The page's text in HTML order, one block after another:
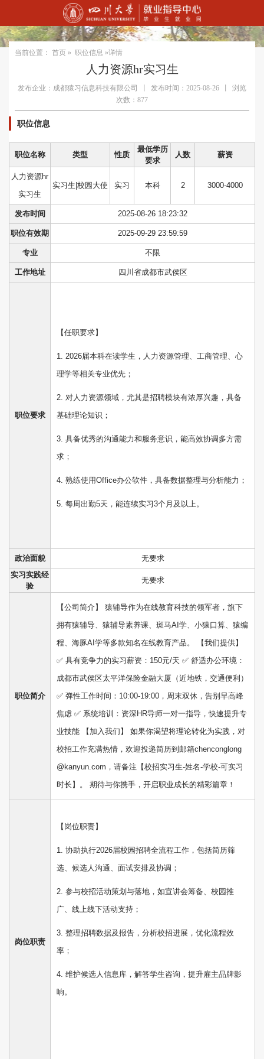
当前位置： 首页 » 职位信息 »详情
人力资源hr实习生
发布企业：成都猿习信息科技有限公司 发布时间：2025-08-26
浏览
次数：877
职位信息
职位名称 类型 性质
最低学历
要求
人数 薪资
人力资源hr
实习生
实习生|校园大使 实习 本科 2 3000-4000
发布时间 2025-08-26 18:23:32
职位有效期 2025-09-29 23:59:59
专业 不限
工作地址 四川省成都市武侯区
职位要求
【任职要求】
1. 2026届本科在读学生，人力资源管理、工商管理、心
理学等相关专业优先；
2. 对人力资源领域，尤其是招聘模块有浓厚兴趣，具备
基础理论知识；
3. 具备优秀的沟通能力和服务意识，能高效协调多方需
求；
4. 熟练使用Office办公软件，具备数据整理与分析能力；
5. 每周出勤5天，能连续实习3个月及以上。
政治面貌
无要求
实习实践经
验
无要求
职位简介
【公司简介】 猿辅导作为在线教育科技的领军者，旗下
拥有猿辅导、猿辅导素养课、斑马AI学、小猿口算、猿编
程、海豚AI学等多款知名在线教育产品。 【我们提供】
✅ 具有竞争力的实习薪资：150元/天 ✅ 舒适办公环境：
成都市武侯区太平洋保险金融大厦（近地铁，交通便利）
✅ 弹性工作时间：10:00-19:00，周末双休，告别早高峰
焦虑 ✅ 系统培训：资深HR导师一对一指导，快速提升专
业技能 【加入我们】 如果你渴望将理论转化为实践，对
校招工作充满热情，欢迎投递简历到邮箱chenconglong
@kanyun.com，请备注【校招实习生-姓名-学校-可实习
时长】。 期待与你携手，开启职业成长的精彩篇章！
岗位职责
【岗位职责】
1. 协助执行2026届校园招聘全流程工作，包括简历筛
选、候选人沟通、面试安排及协调；
2. 参与校招活动策划与落地，如宣讲会筹备、校园推
广、线上线下活动支持；
3. 整理招聘数据及报告，分析校招进展，优化流程效
率；
4. 维护候选人信息库，解答学生咨询，提升雇主品牌影
响。